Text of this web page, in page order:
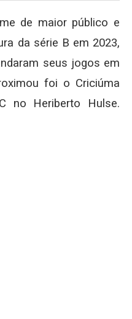
de maior público e
da série B em 2023,
seus jogos em
foi o Criciúma
no Heriberto Hulse.